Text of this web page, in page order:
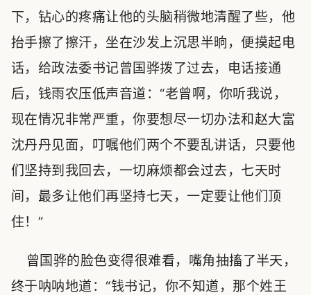
下，钻心的疼痛让他的头脑稍微地清醒了些，他
抬手擦了擦汗，坐在沙发上沉思半晌，便摸起电
话，给政法委书记曾国骅拨了过去，电话接通
后，钱雨农压低声音道：“老曾啊，你听我说，
现在情况非常严重，你要想尽一切办法和赵大富
沈丹丹见面，叮嘱他们两个不要乱讲话，只要他
们坚持到我回去，一切麻烦都会过去，七天时
间，最多让他们再坚持七天，一定要让他们顶
住！”
曾国骅的脸色变得很难看，嘴角抽搐了半天，
终于呐呐地道：“钱书记，你不知道，那个姓王